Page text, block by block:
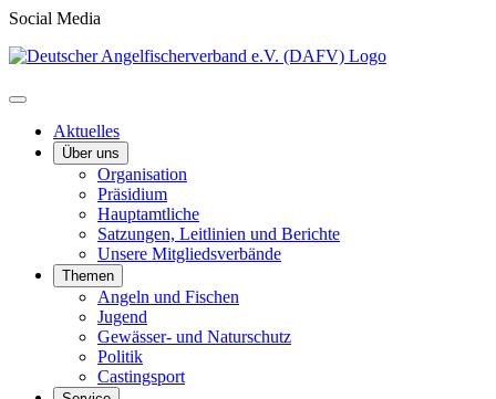
Social Media
Aktuelles
Über uns
Organisation
Präsidium
Hauptamtliche
Satzungen, Leitlinien und Berichte
Unsere Mitgliedsverbände
Themen
Angeln und Fischen
Jugend
Gewässer- und Naturschutz
Politik
Castingsport